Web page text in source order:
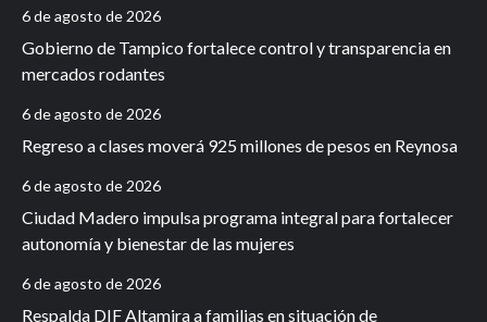
6 de agosto de 2026
Gobierno de Tampico fortalece control y transparencia en
mercados rodantes
6 de agosto de 2026
Regreso a clases moverá 925 millones de pesos en Reynosa
6 de agosto de 2026
Ciudad Madero impulsa programa integral para fortalecer
autonomía y bienestar de las mujeres
6 de agosto de 2026
Respalda DIF Altamira a familias en situación de